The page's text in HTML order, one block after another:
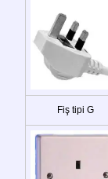
Fiş tipi G